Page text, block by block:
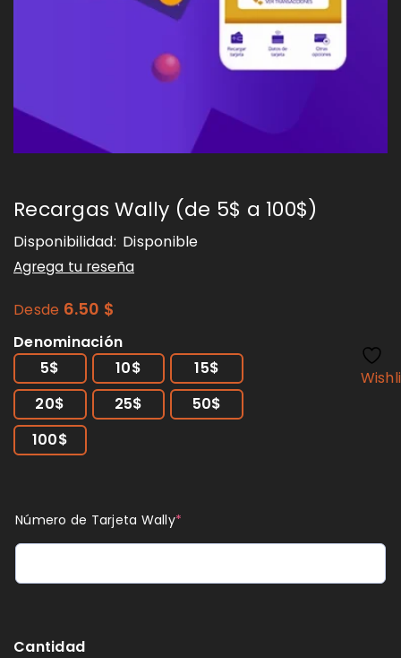
Recargas Wally (de 5$ a 100$)
Disponibilidad: Disponible
Agrega tu reseña
Desde 6.50 $
Denominación
5$
10$
15$
20$
25$
50$
100$
Número de Tarjeta Wally*
Cantidad